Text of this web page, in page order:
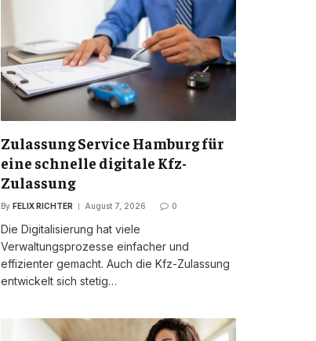
Zulassung Service Hamburg für
eine schnelle digitale Kfz-
Zulassung
By FELIX RICHTER August 7, 2026 0
Die Digitalisierung hat viele
Verwaltungsprozesse einfacher und
effizienter gemacht. Auch die Kfz-Zulassung
entwickelt sich stetig…